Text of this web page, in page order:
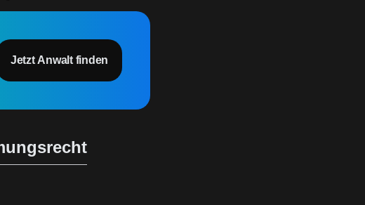
Jetzt Anwalt finden